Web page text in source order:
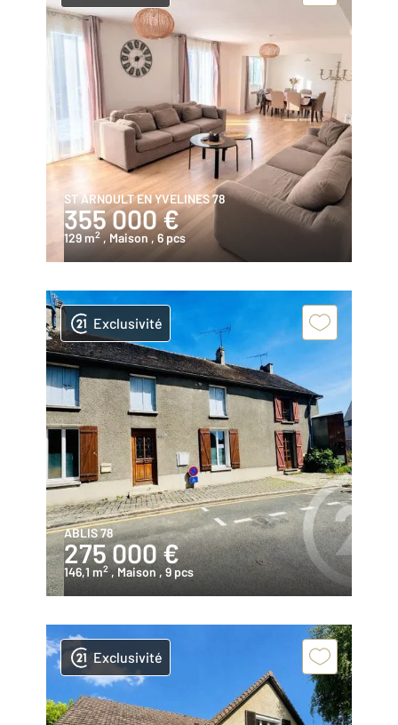
ST ARNOULT EN YVELINES 78
355 000 €
129 m2 , Maison , 6 pcs
Exclusivité
ABLIS 78
275 000 €
146,1 m2 , Maison , 9 pcs
Exclusivité